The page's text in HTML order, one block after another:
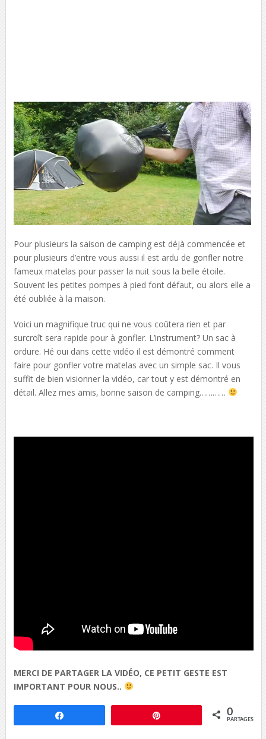
Pour plusieurs la saison de camping est déjà commencée et
pour plusieurs d’entre vous aussi il est ardu de gonfler notre
fameux matelas pour passer la nuit sous la belle étoile.
Souvent les petites pompes à pied font défaut, ou alors elle a
été oubliée à la maison.
Voici un magnifique truc qui ne vous coûtera rien et par
surcroît sera rapide pour à gonfler. L’instrument? Un sac à
ordure. Hé oui dans cette vidéo il est démontré comment
faire pour gonfler votre matelas avec un simple sac. Il vous
suffit de bien visionner la vidéo, car tout y est démontré en
détail. Allez mes amis, bonne saison de camping…………
MERCI DE PARTAGER LA VIDÉO, CE PETIT GESTE EST
IMPORTANT POUR NOUS..
0
PARTAGES